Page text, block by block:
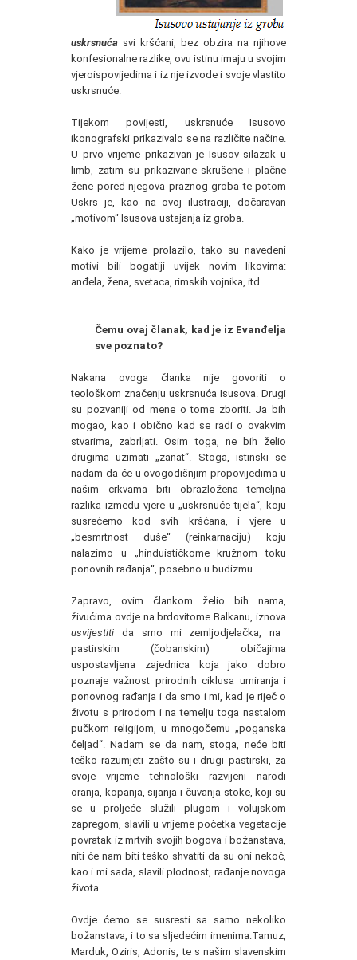
uskrsnuća svi kršćani, bez obzira na njihove
konfesionalne razlike, ovu istinu imaju u svojim
vjeroispovijedima i iz nje izvode i svoje vlastito
uskrsnuće.
Tijekom povijesti, uskrsnuće Isusovo
ikonografski prikazivalo se na različite načine.
U prvo vrijeme prikazivan je Isusov silazak u
limb, zatim su prikazivane skrušene i plačne
žene pored njegova praznog groba te potom
Uskrs je, kao na ovoj ilustraciji, dočaravan
„motivom“ Isusova ustajanja iz groba.
Kako je vrijeme prolazilo, tako su navedeni
motivi bili bogatiji uvijek novim likovima:
anđela, žena, svetaca, rimskih vojnika, itd.
Čemu ovaj članak, kad je iz Evanđelja
sve poznato?
Nakana ovoga članka nije govoriti o
teološkom značenju uskrsnuća Isusova. Drugi
su pozvaniji od mene o tome zboriti. Ja bih
mogao, kao i obično kad se radi o ovakvim
stvarima, zabrljati. Osim toga, ne bih želio
drugima uzimati „zanat“. Stoga, istinski se
nadam da će u ovogodišnjim propovijedima u
našim crkvama biti obrazložena temeljna
razlika između vjere u „uskrsnuće tijela“, koju
susrećemo kod svih kršćana, i vjere u
„besmrtnost duše“ (reinkarnaciju) koju
nalazimo u „hinduističkome kružnom toku
ponovnih rađanja“, posebno u budizmu.
Zapravo, ovim člankom želio bih nama,
živućima ovdje na brdovitome Balkanu, iznova
usvijestiti da smo mi zemljodjelačka, na
pastirskim (čobanskim) običajima
uspostavljena zajednica koja jako dobro
poznaje važnost prirodnih ciklusa umiranja i
ponovnog rađanja i da smo i mi, kad je riječ o
životu s prirodom i na temelju toga nastalom
pučkom religijom, u mnogočemu „poganska
čeljad“. Nadam se da nam, stoga, neće biti
teško razumjeti zašto su i drugi pastirski, za
svoje vrijeme tehnološki razvijeni narodi
oranja, kopanja, sijanja i čuvanja stoke, koji su
se u proljeće služili plugom i volujskom
zapregom, slavili u vrijeme početka vegetacije
povratak iz mrtvih svojih bogova i božanstava,
niti će nam biti teško shvatiti da su oni nekoć,
kao i mi sada, slavili plodnost, rađanje novoga
života …
Ovdje ćemo se susresti sa samo nekoliko
božanstava, i to sa sljedećim imenima:Tamuz,
Marduk, Oziris, Adonis, te s našim slavenskim